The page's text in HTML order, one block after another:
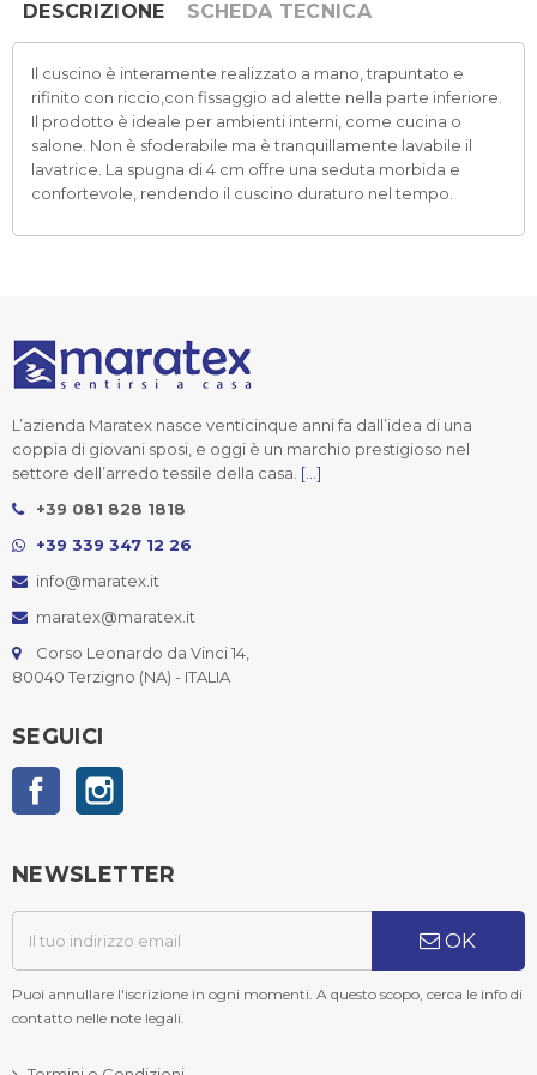
DESCRIZIONE SCHEDA TECNICA
Il cuscino è interamente realizzato a mano, trapuntato e
rifinito con riccio,con fissaggio ad alette nella parte inferiore.
Il prodotto è ideale per ambienti interni, come cucina o
salone. Non è sfoderabile ma è tranquillamente lavabile il
lavatrice. La spugna di 4 cm offre una seduta morbida e
confortevole, rendendo il cuscino duraturo nel tempo.
L’azienda Maratex nasce venticinque anni fa dall’idea di una
coppia di giovani sposi, e oggi è un marchio prestigioso nel
settore dell’arredo tessile della casa. [...]
+39 081 828 1818
+39 339 347 12 26
info@maratex.it
maratex@maratex.it
Corso Leonardo da Vinci 14,
80040 Terzigno (NA) - ITALIA
SEGUICI
Facebook
NEWSLETTER
OK
Puoi annullare l'iscrizione in ogni momenti. A questo scopo, cerca le info di
contatto nelle note legali.